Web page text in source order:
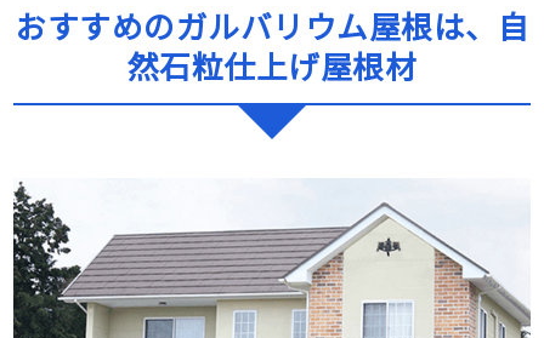
おすすめのガルバリウム屋根は、自
然石粒仕上げ屋根材